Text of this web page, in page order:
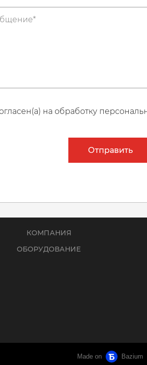
на обработку
Отправить
КОМПАНИЯ
ОБОРУДОВАНИЕ
Made on Bazium